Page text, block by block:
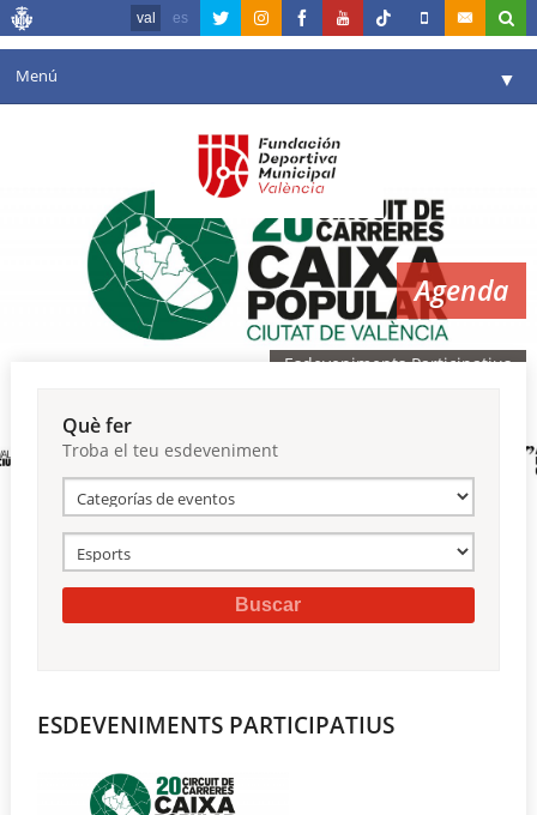
val es
Menú ▼
Instal·lacions
Comunicació ▼
València en esport ▼
Reserves
Agenda
Esdeveniments Participatius
Què fer
Troba el teu esdeveniment
ESDEVENIMENTS PARTICIPATIUS